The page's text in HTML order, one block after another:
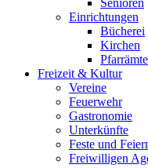
Senioren
Einrichtungen
Bücherei
Kirchen
Freizeit & Kultur
Vereine
Feuerwehr
Gastronomie
Unterkünfte
Feste und
Freiwilligen